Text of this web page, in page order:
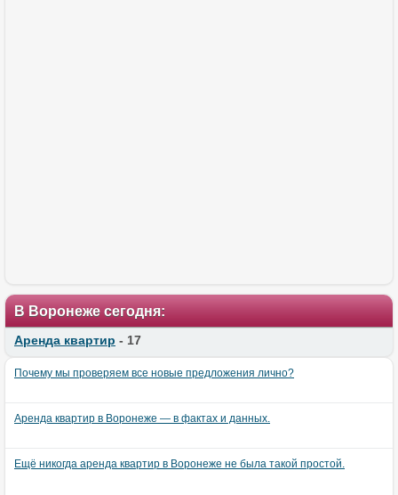
В Воронеже сегодня:
Аренда квартир - 17
Почему мы проверяем все новые предложения лично?
Аренда квартир в Воронеже — в фактах и данных.
Ещё никогда аренда квартир в Воронеже не была такой простой.